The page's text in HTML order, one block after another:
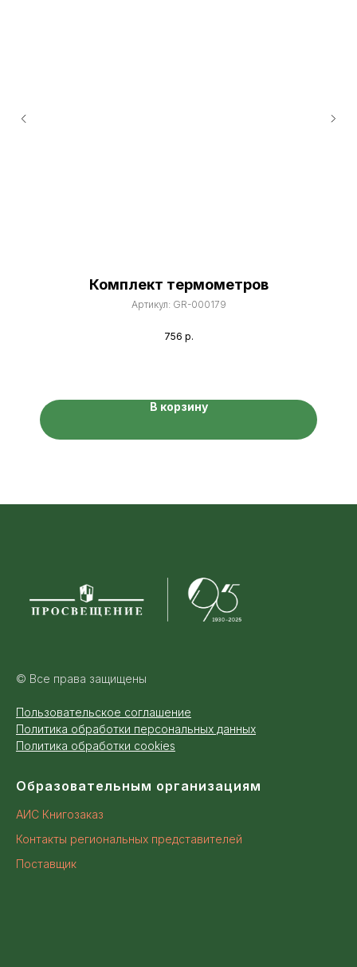
Комплект термометров
Артикул: GR-000179
756 р.
В корзину
© Все права защищены
Пользовательское соглашение
Политика обработки персональных данных
Политика обработки cookies
Образовательным организациям
АИС Книгозаказ
Контакты региональных представителей
Поставщик